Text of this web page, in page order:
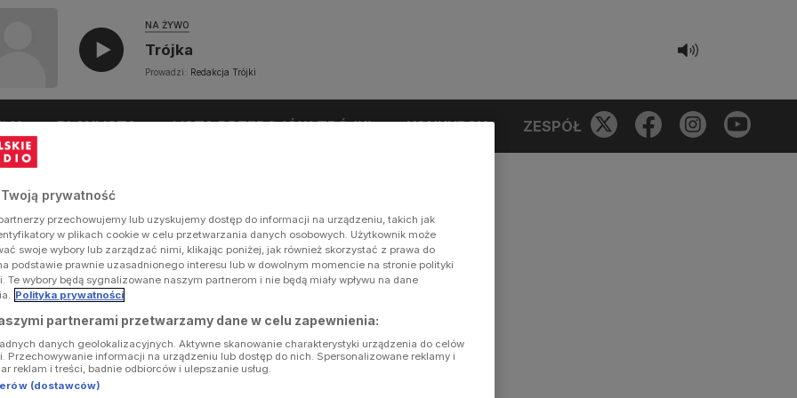
NA ŻYWO
Trójka
Prowadzi: Redakcja Trójki
PLAYLISTA LISTA PRZEBOJÓW TRÓJKI KONKURSY ZESPÓŁ
Twoją prywatność
przechowujemy lub uzyskujemy dostęp do informacji na urządzeniu, takich jak
w plikach cookie w celu przetwarzania danych osobowych. Użytkownik może
swoje wybory lub zarządzać nimi, klikając poniżej, jak również skorzystać z prawa do
podstawie prawnie uzasadnionego interesu lub w dowolnym momencie na stronie polityki
Te wybory będą sygnalizowane naszym partnerom i nie będą miały wpływu na dane
Polityka prywatności
partnerami przetwarzamy dane w celu zapewnienia:
danych geolokalizacyjnych. Aktywne skanowanie charakterystyki urządzenia do celów
Przechowywanie informacji na urządzeniu lub dostęp do nich. Spersonalizowane reklamy i
reklam i treści, badnie odbiorców i ulepszanie usług.
(dostawców)